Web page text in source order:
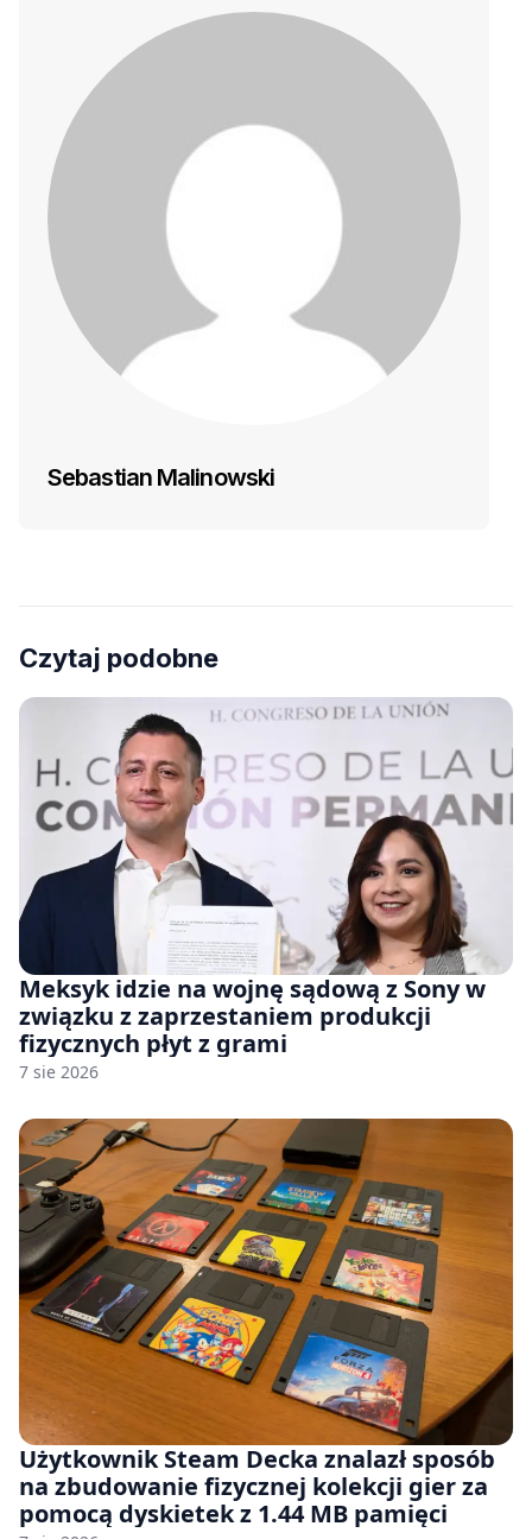
Sebastian Malinowski
Czytaj podobne
Meksyk idzie na wojnę sądową z Sony w
związku z zaprzestaniem produkcji
fizycznych płyt z grami
7 sie 2026
Użytkownik Steam Decka znalazł sposób
na zbudowanie fizycznej kolekcji gier za
pomocą dyskietek z 1.44 MB pamięci